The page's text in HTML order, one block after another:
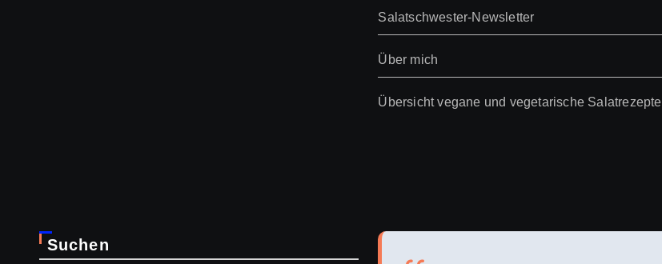
Salatschwester-Newsletter
Über mich
Übersicht vegane und vegetarische Salatrezepte
Suchen